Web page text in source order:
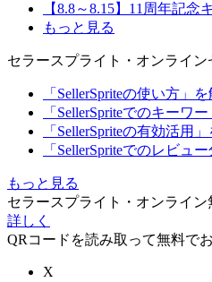
【8.8～8.15】11周年記念
もっと見る
セラースプライト・オンライン
「SellerSpriteの使い方」を
「SellerSpriteでのキーワ
「SellerSpriteの有効活用
「SellerSpriteでのレビュ
もっと見る
セラースプライト・オンライン
詳しく
QRコードを読み取って無料で
X